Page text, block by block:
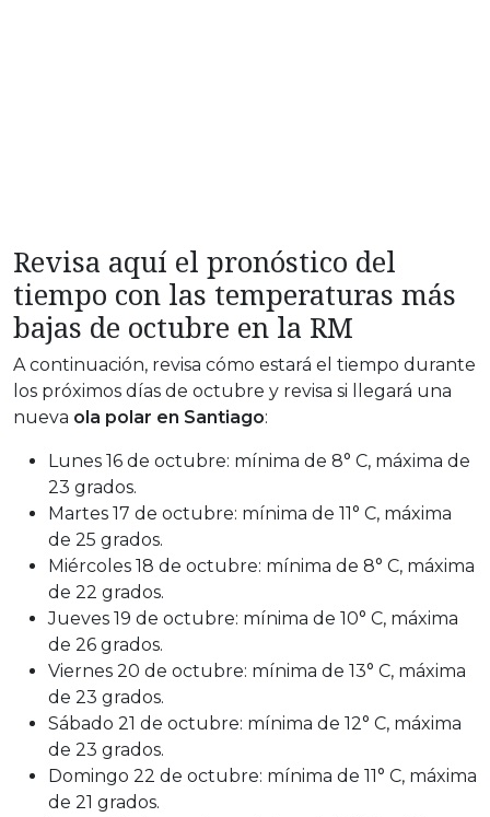
Revisa aquí el pronóstico del
tiempo con las temperaturas más
bajas de octubre en la RM
A continuación, revisa cómo estará el tiempo durante
los próximos días de octubre y revisa si llegará una
nueva ola polar en Santiago:
Lunes 16 de octubre: mínima de 8° C, máxima de
23 grados.
Martes 17 de octubre: mínima de 11° C, máxima
de 25 grados.
Miércoles 18 de octubre: mínima de 8° C, máxima
de 22 grados.
Jueves 19 de octubre: mínima de 10° C, máxima
de 26 grados.
Viernes 20 de octubre: mínima de 13° C, máxima
de 23 grados.
Sábado 21 de octubre: mínima de 12° C, máxima
de 23 grados.
Domingo 22 de octubre: mínima de 11° C, máxima
de 21 grados.